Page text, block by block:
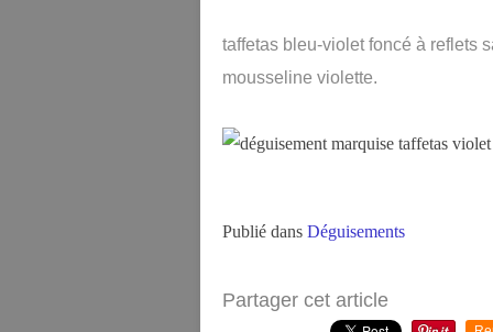
taffetas bleu-violet foncé à reflets
mousseline violette.
Publié dans Déguisements
Partager cet article